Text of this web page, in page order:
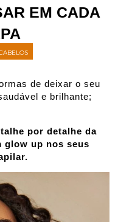
EM CADA
de deixar o seu
e brilhante;
por detalhe da
glow up nos seus